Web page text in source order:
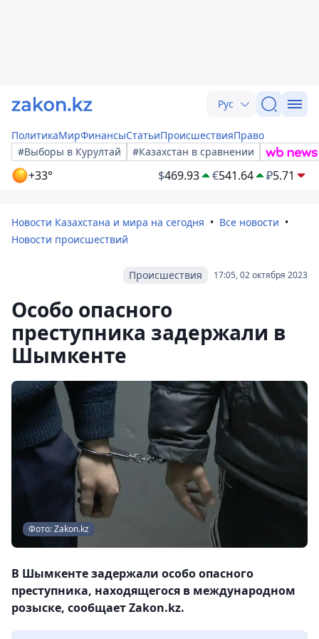
Рус
ПолитикаМирФинансыСтатьиПроисшествияПраво
#Выборы в Курултай
#Казахстан в сравнении
+33° $469.93 €541.64 ₽5.71
Новости Казахстана и мира на сегодня
Все новости
Новости происшествий
17:05, 02 октября 2023
Происшествия
Особо опасного
преступника задержали в
Шымкенте
Фото: Zakon.kz
В Шымкенте задержали особо опасного
преступника, находящегося в международном
розыске, сообщает Zakon.kz.